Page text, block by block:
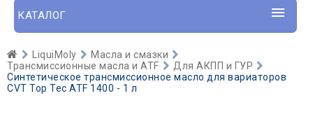
КАТАЛОГ
LiquiMoly
Масла и смазки
Трансмиссионные масла и ATF
Для АКПП и ГУР
Синтетическое трансмиссионное масло для вариаторов
CVT Top Tec ATF 1400 - 1 л